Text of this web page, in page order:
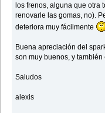
los frenos, alguna que otra
renovarle las gomas, no).
deteriora muy fácilmente
Buena apreciación del
son muy buenos, y también
Saludos
alexis